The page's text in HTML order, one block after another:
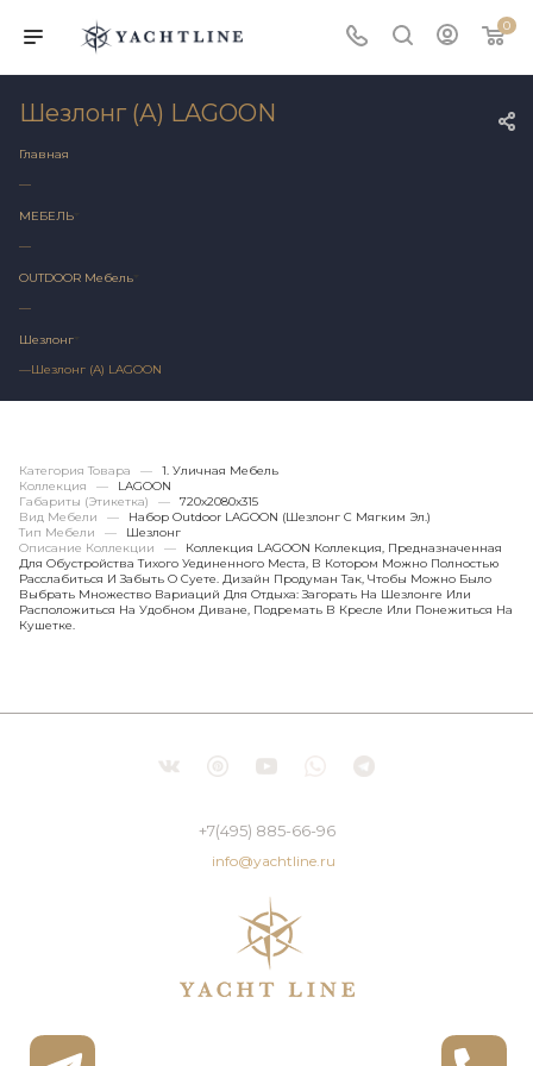
0
Шезлонг (А) LAGOON
Главная
—
МЕБЕЛЬ
—
OUTDOOR Мебель
—
Шезлонг
—Шезлонг (А) LAGOON
Категория Товара —
1. Уличная Мебель
Коллекция
—
LAGOON
Габариты (этикетка)
—
720х2080x315
Вид Мебели
—
Набор Outdoor LAGOON (шезлонг С Мягким Эл.)
Тип Мебели
—
Шезлонг
Описание Коллекции
—
Коллекция LAGOON Коллекция, Предназначенная
Для Обустройства Тихого Уединенного Места, В Котором Можно Полностью
Расслабиться И Забыть О Суете. Дизайн Продуман Так, Чтобы Можно Было
Выбрать Множество Вариаций Для Отдыха: Загорать На Шезлонге Или
Расположиться На Удобном Диване, Подремать В Кресле Или Понежиться На
Кушетке.
+7(495) 885-66-96
info@yachtline.ru